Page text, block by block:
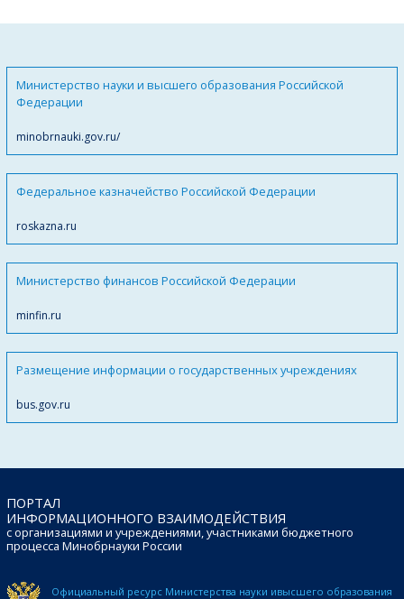
Министерство науки и высшего образования Российской
Федерации
minobrnauki.gov.ru/
Федеральное казначейство Российской Федерации
roskazna.ru
Министерство финансов Российской Федерации
minfin.ru
Размещение информации о государственных учреждениях
bus.gov.ru
ПОРТАЛ
ИНФОРМАЦИОННОГО ВЗАИМОДЕЙСТВИЯ
с организациями и учреждениями, участниками бюджетного
процесса Минобрнауки России
Официальный ресурс Министерства науки ивысшего образования